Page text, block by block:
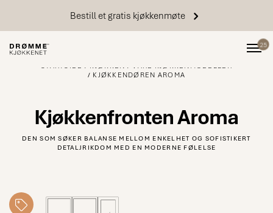
Bestill et gratis kjøkkenmøte
25
STARTSIDE KJØKKEN
VÅRE KJØKKENMODELLER
KJØKKENDØREN AROMA
Kjøkkenfronten Aroma
DEN SOM SØKER BALANSE MELLOM ENKELHET OG SOFISTIKERT
DETALJRIKDOM MED EN MODERNE FØLELSE